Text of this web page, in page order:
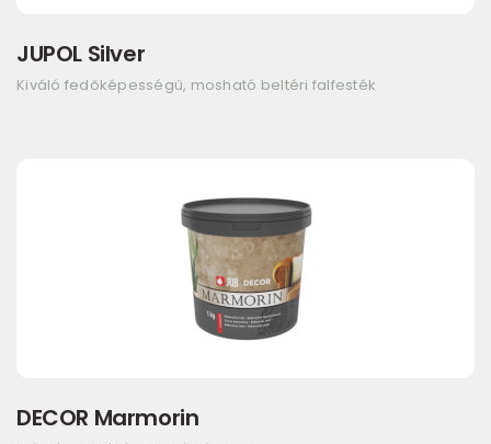
JUPOL Silver
Kiváló fedőképességű, mosható beltéri falfesték
DECOR Marmorin